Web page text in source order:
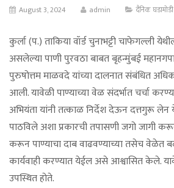
August 3, 2024 admin दैनिक घडामोडी
कुर्ला (प.) ताकिया वॉर्ड चुनाभट्टी चाफेगल्ली
असलेल्या पाणी पुरवठा बाबत बृहन्मुंबई
पुरुषोत्तम माळवदे यांच्या दालनात संबंधित
आली. यावेळी पाण्याच्या वेळ संदर्भात चर्चा
अभियंता यांनी तत्काळ निर्देश देऊन दत्तगुरू
पाठविले अशा प्रकारची तपासणी जगो जागी
करून पाण्याचा दाब वाढवण्याच्या तसेच वेळेत
कार्यवाही करण्यात येईल असे आश्वासित केले.
उपस्थित होते.